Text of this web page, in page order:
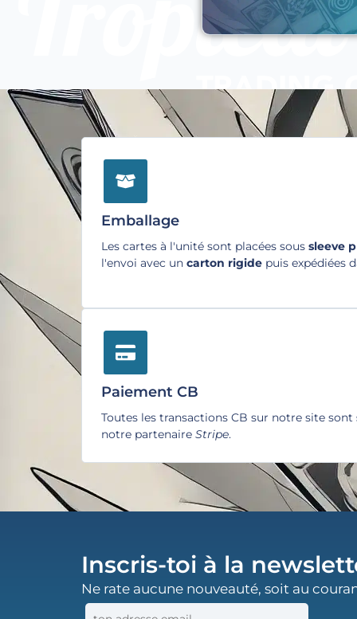
Emballage
Les cartes à l'unité sont placées sous sleeve
l'envoi avec un carton rigide puis expédiées
Paiement CB
Toutes les transactions CB sur notre site sont
notre partenaire Stripe.
Inscris-toi à la
Ne rate aucune nouveauté, soit au